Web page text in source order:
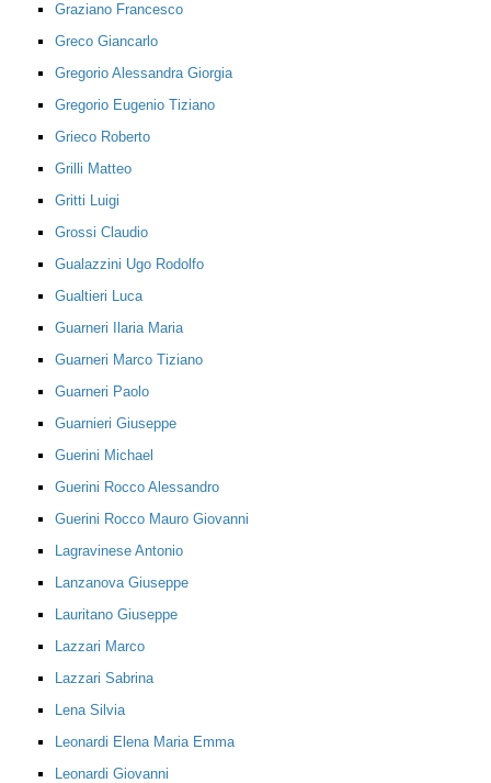
Graziano Francesco
Greco Giancarlo
Gregorio Alessandra Giorgia
Gregorio Eugenio Tiziano
Grieco Roberto
Grilli Matteo
Gritti Luigi
Grossi Claudio
Gualazzini Ugo Rodolfo
Gualtieri Luca
Guarneri Ilaria Maria
Guarneri Marco Tiziano
Guarneri Paolo
Guarnieri Giuseppe
Guerini Michael
Guerini Rocco Alessandro
Guerini Rocco Mauro Giovanni
Lagravinese Antonio
Lanzanova Giuseppe
Lauritano Giuseppe
Lazzari Marco
Lazzari Sabrina
Lena Silvia
Leonardi Elena Maria Emma
Leonardi Giovanni